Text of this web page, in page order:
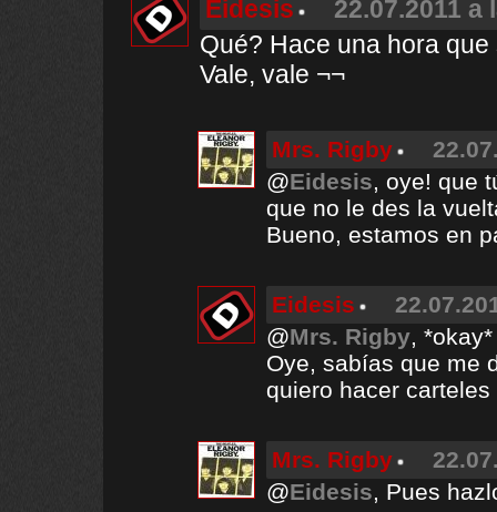
Eidesis
22.07.2011 a
Qué? Hace una hora
Vale, vale ¬¬
Mrs. Rigby
@Eidesis, oye! que
que no le des la
Bueno, estamos en
Eidesis
@Mrs. Rigby,
Oye, sabías que me
quiero hacer carteles
Mrs. Rigby
@Eidesis, Pues